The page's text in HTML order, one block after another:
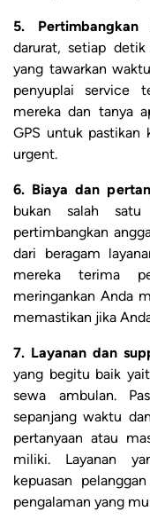
5.
darurat, setiap
yang tawarkan
penyuplai service
mereka dan tanya
GPS untuk pastikan
urgent.
6. Biaya dan
bukan salah
pertimbangkan
dari beragam
mereka terima
meringankan Anda
memastikan jika
7. Layanan dan
yang begitu baik
sewa ambulan.
sepanjang waktu
pertanyaan atau
miliki. Layanan
kepuasan
pengalaman yang